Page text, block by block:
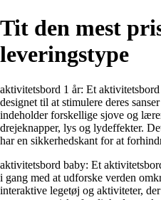
Tit den mest
leveringstype
aktivitetsbord 1 år: Et
designet til at stimulere deres
indeholder forskellige sjove og
drejeknapper, lys og lydeffekter.
har en sikkerhedskant for at
aktivitetsbord baby: Et
i gang med at udforske verden
interaktive legetøj og aktiviteter,